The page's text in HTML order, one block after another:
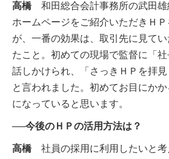
高橋和田総合会計事務所の武田雄
ホームページをご紹介いただきＨ
が、一番の効果は、取引先に見て
たこと。初めての現場で監督に「
話しかけられ、「さっきＨＰを拝見
と言われました。初めてお目にか
になっていると思います。
──今後のＨＰの活用方法は？
高橋社員の採用に利用したいと考